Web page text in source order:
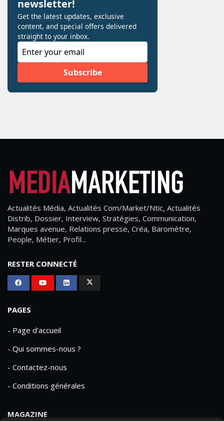
Actualités Média, Actualités Com/Market/Ntic, Actualités
Distrib, Dossier, Interview, Stratégies, Communication,
Marques avenue, Relations presse, Créa, Baromètre,
People, Métier, Profil...
RESTER CONNECTÉ
PAGES
- Page d'accueil
- Qui sommes-nous ?
- Contactez-nous
- Conditions générales
MAGAZINE